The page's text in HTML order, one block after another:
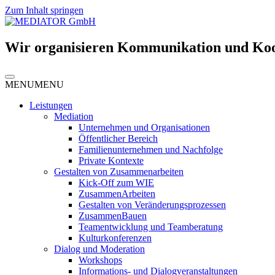
Zum Inhalt springen
Wir organisieren Kommunikation und
MENUMENU
Leistungen
Mediation
Unternehmen und Organisationen
Öffentlicher Bereich
Familienunternehmen und Nachfolge
Private Kontexte
Gestalten von Zusammenarbeiten
Kick-Off zum WIE
ZusammenArbeiten
Gestalten von Veränderungsprozessen
ZusammenBauen
Teamentwicklung und Teamberatung
Kulturkonferenzen
Dialog und Moderation
Workshops
Informations- und Dialogveranstaltungen